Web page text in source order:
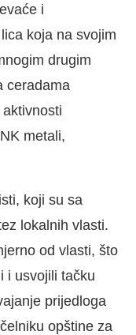
i
koja na svojim
drugim
ceradama
metali,
koji su sa
lokalnih vlasti.
od vlasti, što
i usvojili tačku
prijedloga
opštine za